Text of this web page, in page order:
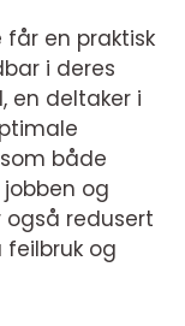
får en praktisk
i deres
en deltaker i
både
og
også redusert
og